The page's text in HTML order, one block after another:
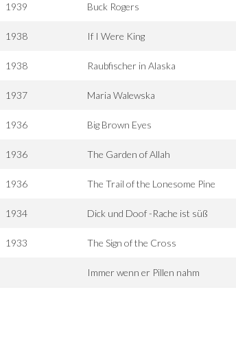
1939 Buck Rogers
1938 If I Were King
1938 Raubfischer in Alaska
1937 Maria Walewska
1936 Big Brown Eyes
1936 The Garden of Allah
1936 The Trail of the Lonesome Pine
1934 Dick und Doof -Rache ist süß
1933 The Sign of the Cross
Immer wenn er Pillen nahm